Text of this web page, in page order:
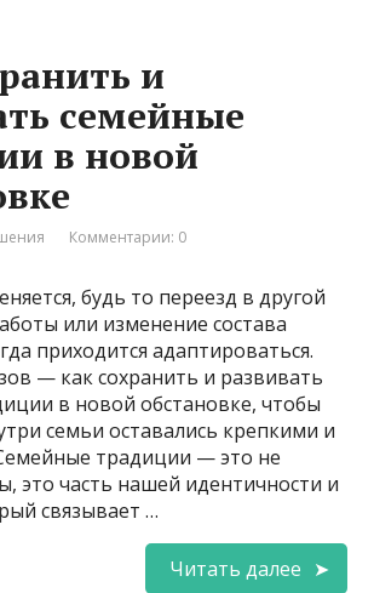
и
семейные
в новой
Комментарии: 0
будь то переезд в другой
или изменение состава
приходится адаптироваться.
— как сохранить и развивать
в новой обстановке, чтобы
семьи оставались крепкими и
традиции — это не
это часть нашей идентичности и
связывает …
Читать далее